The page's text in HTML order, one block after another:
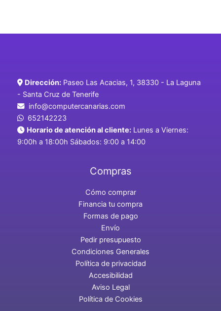
Dirección: Paseo Las Acacias, 1, 38330 - La Laguna
- Santa Cruz de Tenerife
info@computercanarias.com
652142223
Horario de atención al cliente: Lunes a Viernes:
9:00h a 18:00h Sábados: 9:00 a 14:00
Compras
Cómo comprar
Financia tu compra
Formas de pago
Envío
Pedir presupuesto
Condiciones Generales
Política de privacidad
Accesibilidad
Aviso Legal
Política de Cookies